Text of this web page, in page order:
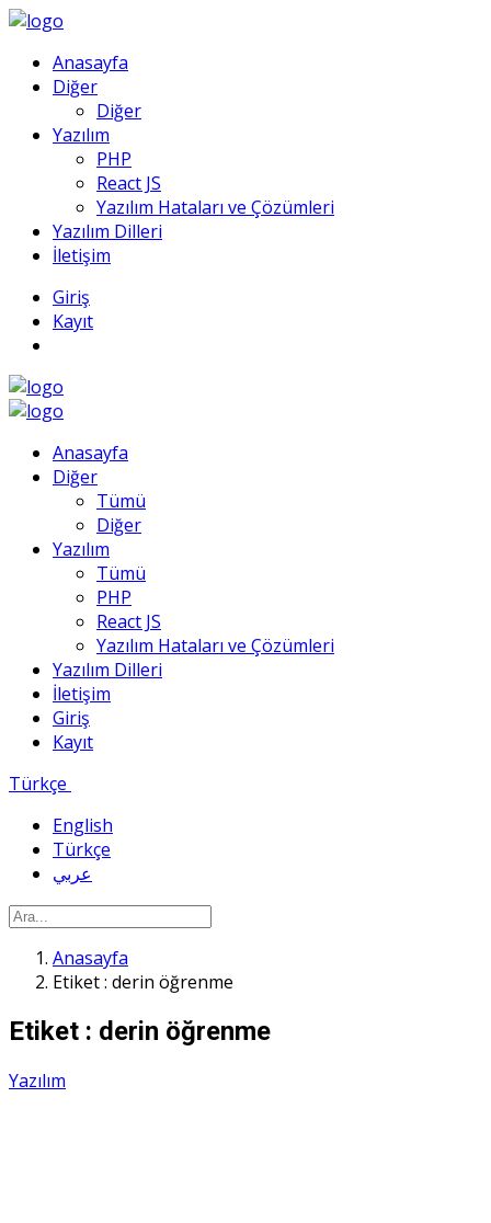
Anasayfa
Diğer
Diğer
Yazılım
PHP
React JS
Yazılım Hataları ve Çözümleri
Yazılım Dilleri
İletişim
Giriş
Kayıt
Anasayfa
Diğer
Tümü
Diğer
Yazılım
Tümü
PHP
React JS
Yazılım Hataları ve Çözümleri
Yazılım Dilleri
İletişim
Giriş
Kayıt
Türkçe
English
Türkçe
عربي
Anasayfa
Etiket : derin öğrenme
Etiket : derin öğrenme
Yazılım